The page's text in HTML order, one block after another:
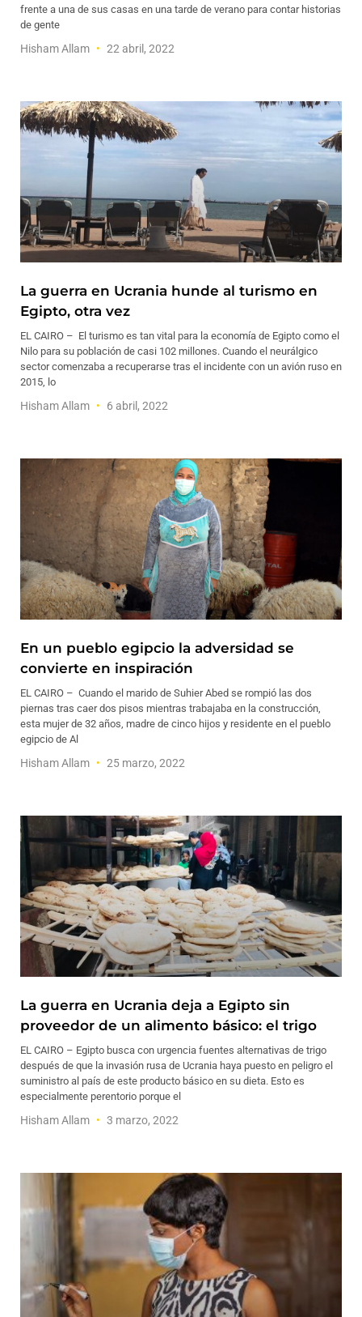
frente a una de sus casas en una tarde de verano para contar historias
de gente
Hisham Allam 22 abril, 2022
La guerra en Ucrania hunde al turismo en
Egipto, otra vez
EL CAIRO – El turismo es tan vital para la economía de Egipto como el
Nilo para su población de casi 102 millones. Cuando el neurálgico
sector comenzaba a recuperarse tras el incidente con un avión ruso en
2015, lo
Hisham Allam 6 abril, 2022
En un pueblo egipcio la adversidad se
convierte en inspiración
EL CAIRO – Cuando el marido de Suhier Abed se rompió las dos
piernas tras caer dos pisos mientras trabajaba en la construcción,
esta mujer de 32 años, madre de cinco hijos y residente en el pueblo
egipcio de Al
Hisham Allam 25 marzo, 2022
La guerra en Ucrania deja a Egipto sin
proveedor de un alimento básico: el trigo
EL CAIRO – Egipto busca con urgencia fuentes alternativas de trigo
después de que la invasión rusa de Ucrania haya puesto en peligro el
suministro al país de este producto básico en su dieta. Esto es
especialmente perentorio porque el
Hisham Allam 3 marzo, 2022